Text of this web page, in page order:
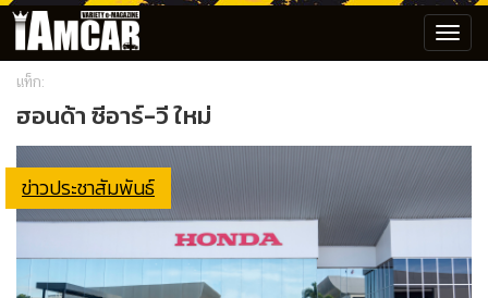
แท็ก:
ฮอนด้า ซีอาร์-วี ใหม่
ข่าวประชาสัมพันธ์